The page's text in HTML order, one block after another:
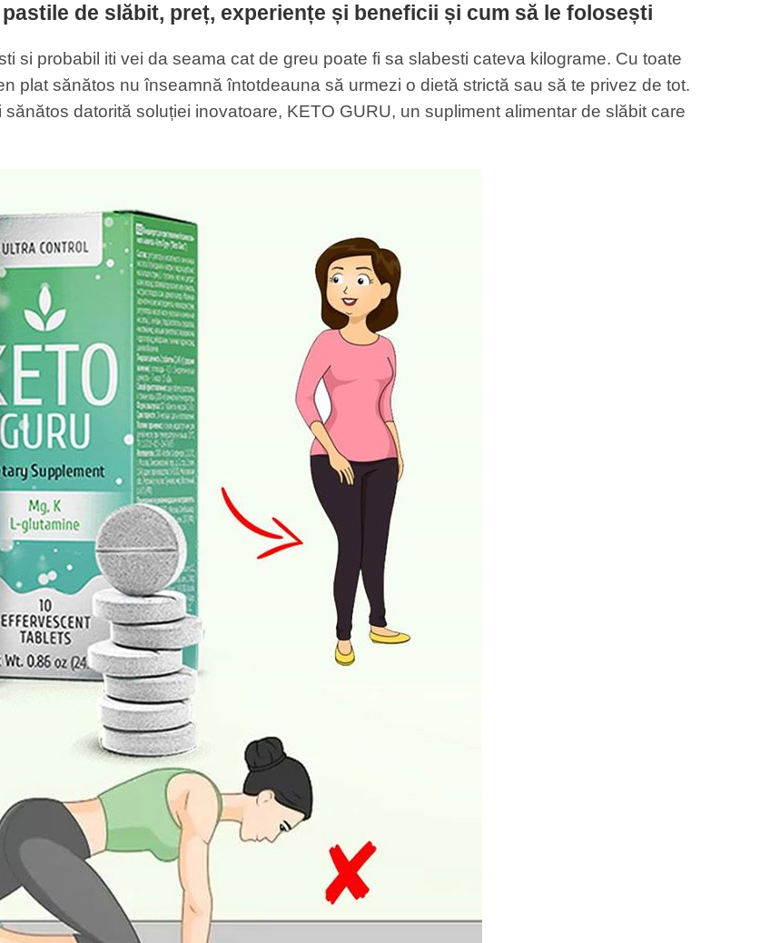
de slăbit, preț, experiențe și beneficii și cum să le folosești
si probabil iti vei da seama cat de greu poate fi sa slabesti cateva kilograme. Cu toate
plat sănătos nu înseamnă întotdeauna să urmezi o dietă strictă sau să te privez de tot.
datorită soluției inovatoare, KETO GURU, un supliment alimentar de slăbit care